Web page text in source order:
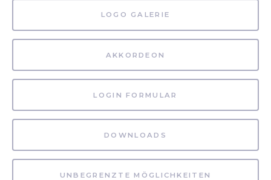
LOGO GALERIE
AKKORDEON
LOGIN FORMULAR
DOWNLOADS
UNBEGRENZTE MÖGLICHKEITEN